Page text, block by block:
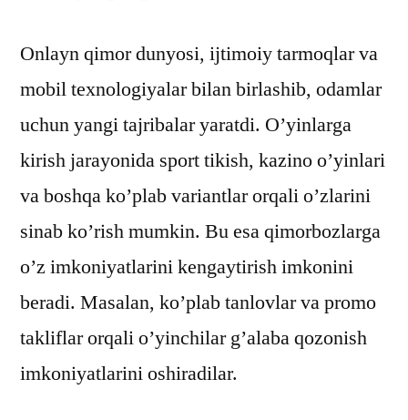
Onlayn qimor dunyosi, ijtimoiy tarmoqlar va
mobil texnologiyalar bilan birlashib, odamlar
uchun yangi tajribalar yaratdi. O’yinlarga
kirish jarayonida sport tikish, kazino o’yinlari
va boshqa ko’plab variantlar orqali o’zlarini
sinab ko’rish mumkin. Bu esa qimorbozlarga
o’z imkoniyatlarini kengaytirish imkonini
beradi. Masalan, ko’plab tanlovlar va promo
takliflar orqali o’yinchilar g’alaba qozonish
imkoniyatlarini oshiradilar.